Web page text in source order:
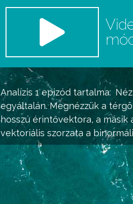
Analízis 1epizód tartalma:
egyáltalán. Megnézzük a
hosszú érintővektora, a
vektoriális szorzata a